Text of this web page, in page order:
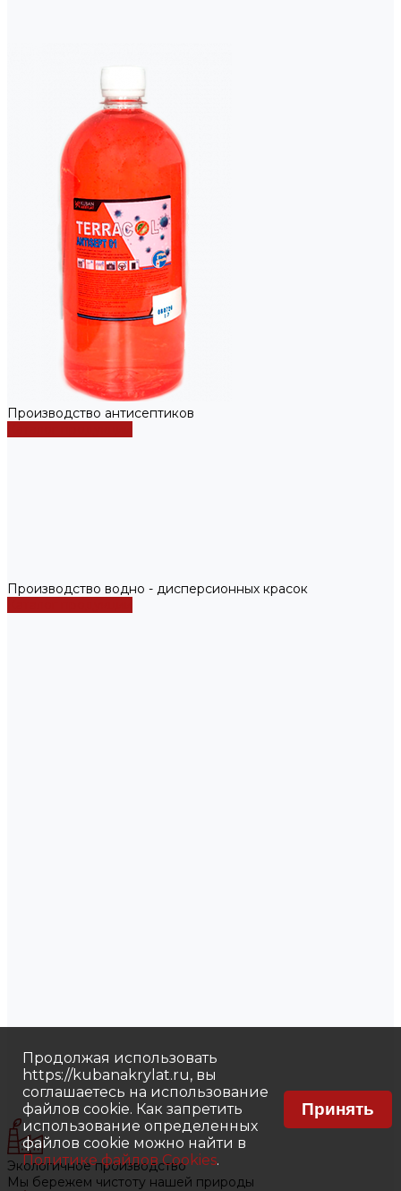
Производство антисептиков
Производство водно - дисперсионных красок
Экологичное производство
Мы бережем чистоту нашей природы
Продолжая использовать
https://kubanakrylat.ru, вы
соглашаетесь на использование
файлов cookie. Как запретить
использование определенных
файлов cookie можно найти в
Политике файлов Cookies.
Принять